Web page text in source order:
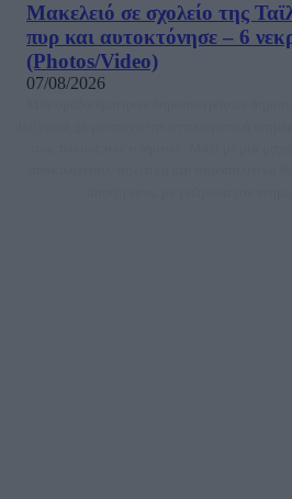
Μακελειό σε σχολείο της
πυρ και αυτοκτόνησε – 6
(Photos/Video)
07/08/2026